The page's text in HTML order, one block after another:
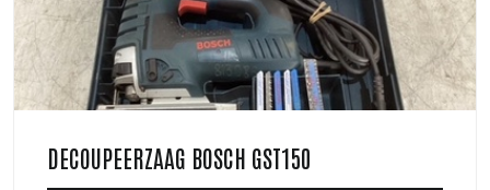
DECOUPEERZAAG BOSCH GST150